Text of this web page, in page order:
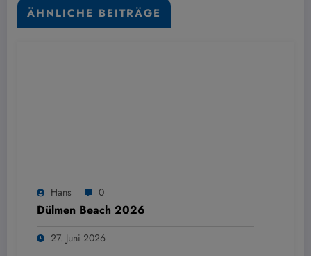
ÄHNLICHE BEITRÄGE
Hans 0
Dülmen Beach 2026
27. Juni 2026